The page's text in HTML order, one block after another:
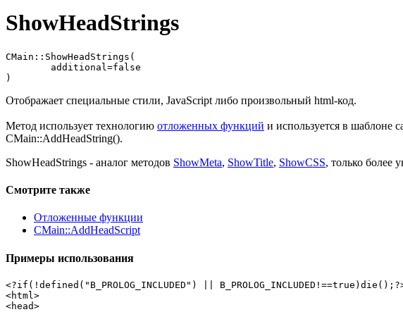
ShowHeadStrings
CMain::ShowHeadStrings(
)
Отображает специальные стили, JavaScript либо произвольный html-код.
Метод использует технологию отложенных функций и используется в шаблоне
CMain::AddHeadString().
ShowHeadStrings - аналог методов ShowMeta, ShowTitle, ShowCSS, только более
Смотрите также
Отложенные функции
CMain::AddHeadScript
Примеры использования
<?if(!defined("B_PROLOG_INCLUDED") ||
<html>
<head>